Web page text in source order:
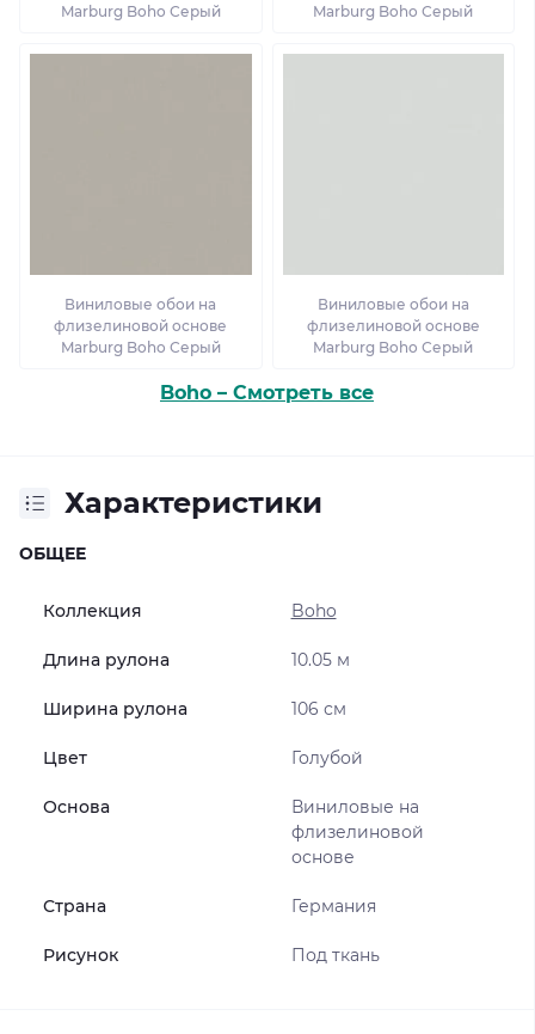
Marburg Boho Серый
Marburg Boho Серый
Виниловые обои на
флизелиновой основе
Marburg Boho Серый
Виниловые обои на
флизелиновой основе
Marburg Boho Серый
Boho – Смотреть все
Характеристики
ОБЩЕЕ
Коллекция Boho
Длина рулона 10.05 м
Ширина рулона 106 см
Цвет Голубой
Основа
Виниловые на
флизелиновой
основе
Страна Германия
Рисунок Под ткань